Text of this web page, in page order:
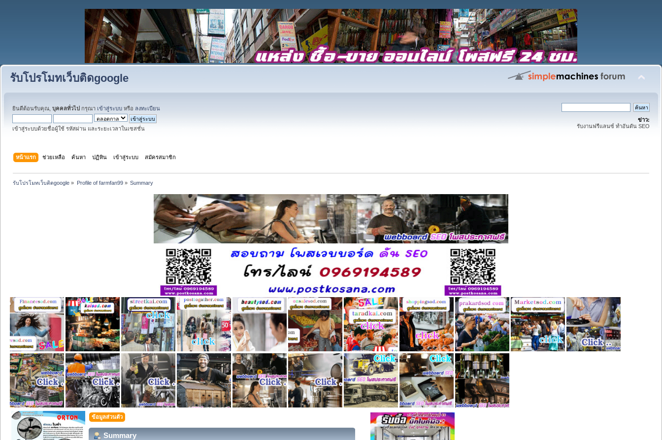
รับโปรโมทเว็บติดgoogle
ยินดีต้อนรับคุณ, บุคคลทั่วไป กรุณา เข้าสู่ระบบ หรือ ลงทะเบียน
เข้าสู่ระบบด้วยชื่อผู้ใช้ รหัสผ่าน และระยะเวลาในเซสชั่น
ข่าว:
รับงานฟรีแลนซ์ ทำอันดัน SEO
หน้าแรก ช่วยเหลือ ค้นหา ปฏิทิน เข้าสู่ระบบ สมัครสมาชิก
รับโปรโมทเว็บติดgoogle » Profile of farmfan99» Summary
ข้อมูลส่วนตัว
Summary